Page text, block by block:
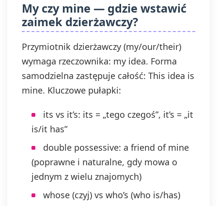
My czy mine — gdzie wstawić
zaimek dzierżawczy?
Przymiotnik dzierżawczy (my/our/their)
wymaga rzeczownika: my idea. Forma
samodzielna zastępuje całość: This idea is
mine. Kluczowe pułapki:
its vs it’s: its = „tego czegoś”, it’s = „it
is/it has”
double possessive: a friend of mine
(poprawne i naturalne, gdy mowa o
jednym z wielu znajomych)
whose (czyj) vs who’s (who is/has)